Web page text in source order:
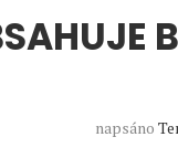
napsáno